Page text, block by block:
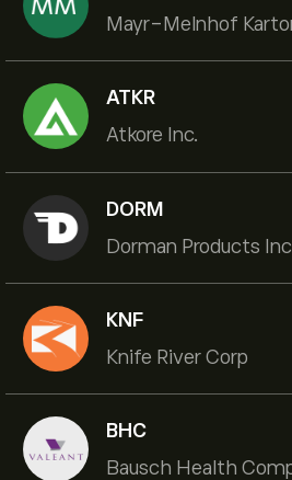
ATKR
Atkore Inc.
DORM
Dorman Products Inc
KNF
Knife River Corp
BHC